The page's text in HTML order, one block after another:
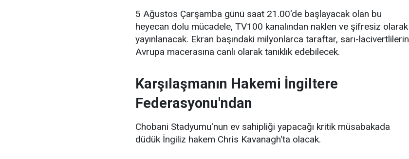
5 Ağustos Çarşamba günü saat 21.00'de başlayacak olan bu
heyecan dolu mücadele, TV100 kanalından naklen ve şifresiz olarak
yayınlanacak. Ekran başındaki milyonlarca taraftar, sarı-lacivertlilerin
Avrupa macerasına canlı olarak tanıklık edebilecek.
Karşılaşmanın Hakemi İngiltere
Federasyonu'ndan
Chobani Stadyumu'nun ev sahipliği yapacağı kritik müsabakada
düdük İngiliz hakem Chris Kavanagh'ta olacak.